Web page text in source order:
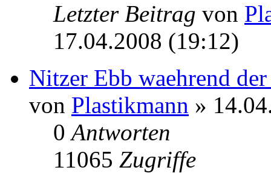
Letzter Beitrag von
17.04.2008 (19:12)
Nitzer Ebb waehrend
von Plastikmann »
0Antworten
11065 Zugriffe